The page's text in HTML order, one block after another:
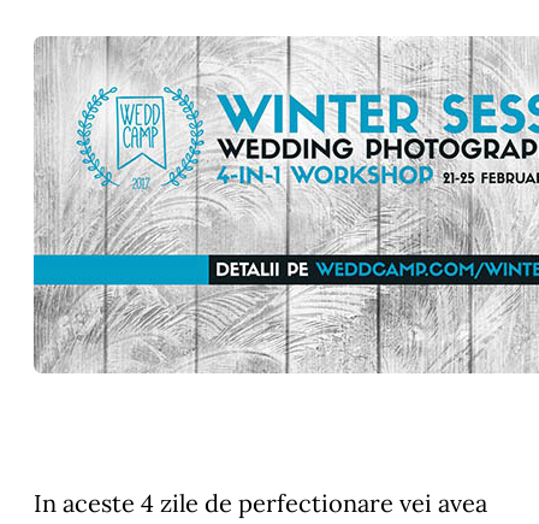
In aceste 4 zile de perfectionare vei avea